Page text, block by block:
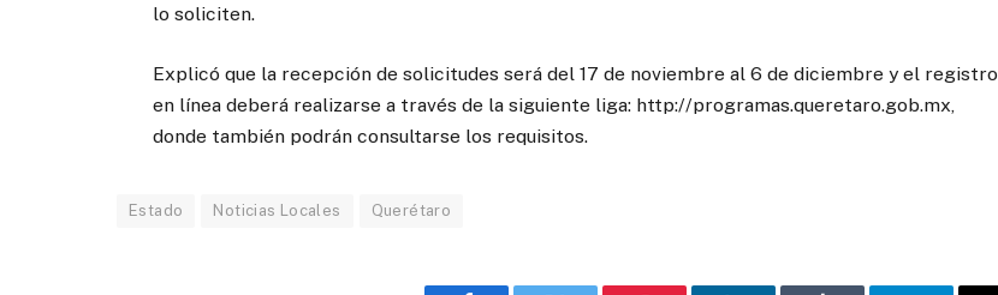
lo soliciten.
Explicó que la recepción de solicitudes será del 17 de noviembre al 6 de diciembre y el registro
en línea deberá realizarse a través de la siguiente liga: http://programas.queretaro.gob.mx,
donde también podrán consultarse los requisitos.
Estado Noticias Locales Querétaro